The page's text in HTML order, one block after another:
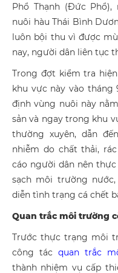
Phổ Thạnh (Đức Phổ),
nuôi hàu Thái Bình
luôn bội thu vì được
nay, người dân liên tục
Trong đợt kiểm tra
khu vực này vào tháng
định vùng nuôi này
sản và ngay trong khu
thường xuyên, dẫn
nhiễm do chất thải,
cáo người dân nên
sạch môi trường
diễn tình trạng cá chết
Quan trắc môi trường
Trước thực trạng môi
công tác quan trắc
thành nhiệm vụ cấp